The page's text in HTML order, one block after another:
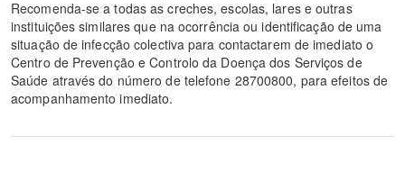
Recomenda-se a todas as creches, escolas, lares e outras
instituições similares que na ocorrência ou identificação de uma
situação de infecção colectiva para contactarem de imediato o
Centro de Prevenção e Controlo da Doença dos Serviços de
Saúde através do número de telefone 28700800, para efeitos de
acompanhamento imediato.